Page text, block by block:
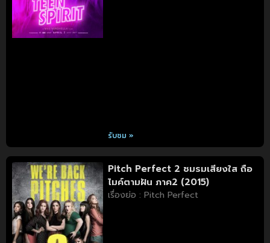
รับชม »
Pitch Perfect 2 ชมรมเสียงใส ถือ
ไมค์ตามฝัน ภาค2 (2015)
เรื่องย่อ : Pitch Perfect